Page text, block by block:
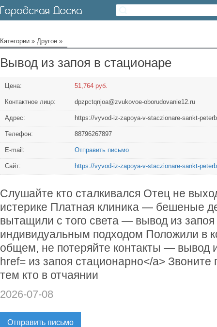
Категории » Другое »
Вывод из запоя в стационаре
Цена: 51,764 руб.
Контактное лицо: dpzpctqnjoa@zvukovoe-oborudovanie12.ru
Адрес: https://vyvod-iz-zapoya-v-staczionare-sankt-
Телефон: 88796267897
Е-mail: Отправить письмо
Сайт: https://vyvod-iz-zapoya-v-staczionare-sankt-
Слушайте кто сталкивался Отец не
истерике Платная клиника — бешеные
вытащили с того света — вывод из
индивидуальным подходом Положили в
общем, не потеряйте контакты — вывод
href= из запоя стационарно</a>
тем кто в отчаянии
2026-07-08
Отправить письмо